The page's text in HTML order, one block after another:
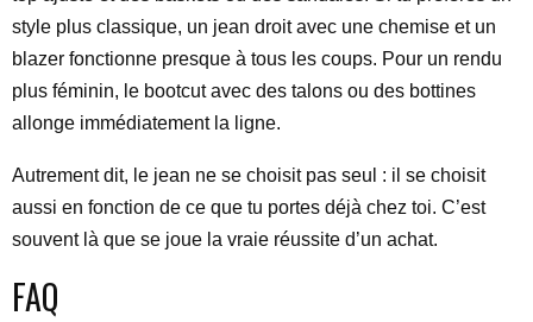
style plus classique, un jean droit avec une chemise et un
blazer fonctionne presque à tous les coups. Pour un rendu
plus féminin, le bootcut avec des talons ou des bottines
allonge immédiatement la ligne.
Autrement dit, le jean ne se choisit pas seul : il se choisit
aussi en fonction de ce que tu portes déjà chez toi. C’est
souvent là que se joue la vraie réussite d’un achat.
FAQ